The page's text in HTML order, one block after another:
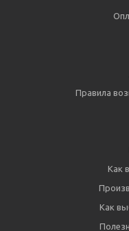
Правила
Как
Как